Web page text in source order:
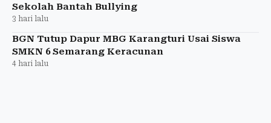
Sekolah Bantah Bullying
3 hari lalu
BGN Tutup Dapur MBG Karangturi Usai Siswa
SMKN 6 Semarang Keracunan
4 hari lalu